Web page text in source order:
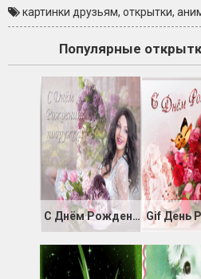
картинки друзьям, открытки,
Популярные
С Днём Рождения анимашка